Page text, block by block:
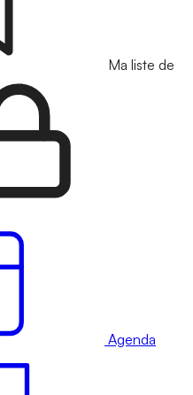
Ma liste de
Agenda